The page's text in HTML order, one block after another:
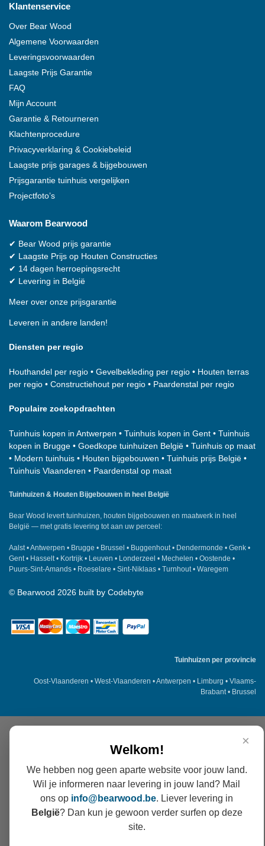
Klantenservice
Over Bear Wood
Algemene Voorwaarden
Leveringsvoorwaarden
Laagste Prijs Garantie
FAQ
Mijn Account
Garantie & Retourneren
Klachtenprocedure
Privacyverklaring & Cookiebeleid
Laagste prijs garages & bijgebouwen
Prijsgarantie tuinhuis vergelijken
Projectfoto’s
Waarom Bearwood
✔ Bear Wood prijs garantie
✔ Laagste Prijs op Houten Constructies
✔ 14 dagen herroepingsrecht
✔ Levering in België
Meer over onze prijsgarantie
Leveren in andere landen!
Diensten per regio
Houthandel per regio • Gevelbekleding per regio • Houten terras
per regio • Constructiehout per regio • Paardenstal per regio
Populaire zoekopdrachten
Tuinhuis kopen in Antwerpen • Tuinhuis kopen in Gent • Tuinhuis
kopen in Brugge • Goedkope tuinhuizen België • Tuinhuis op maat
• Modern tuinhuis • Houten bijgebouwen • Tuinhuis prijs België •
Tuinhuis Vlaanderen • Paardenstal op maat
Tuinhuizen & Houten Bijgebouwen in heel België
Bear Wood levert tuinhuizen, houten bijgebouwen en maatwerk in heel
België — met gratis levering tot aan uw perceel:
Aalst •Antwerpen • Brugge • Brussel • Buggenhout • Dendermonde • Genk •
Gent • Hasselt • Kortrijk • Leuven • Londerzeel • Mechelen • Oostende •
Puurs-Sint-Amands • Roeselare • Sint-Niklaas • Turnhout • Waregem
© Bearwood 2026 built by Codebyte
Tuinhuizen per provincie
Oost-Vlaanderen • West-Vlaanderen •Antwerpen • Limburg • Vlaams-
Brabant• Brussel
×
Welkom!
We hebben nog geen aparte website voor jouw land.
Wil je informeren naar levering in jouw land? Mail
ons op info@ bearwood .be. Liever levering in
België? Dan kun je gewoon verder surfen op deze
site.